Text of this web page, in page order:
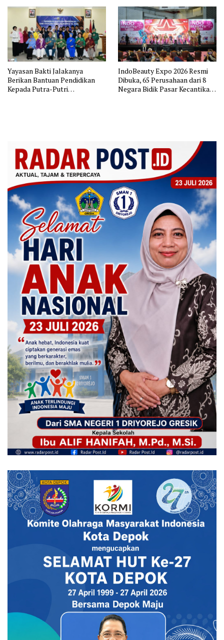
Yayasan Bakti Jalakanya
Berikan Bantuan Pendidikan
Kepada Putra-Putri
IndoBeauty Expo 2026 Resmi
Dibuka, 65 Perusahaan dari 8
Negara Bidik Pasar Kecantikan